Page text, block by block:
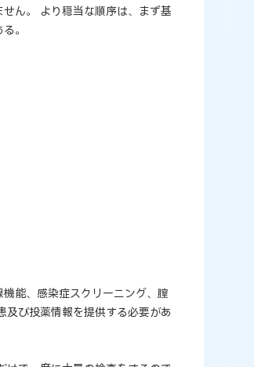
ん。 より穏当な順序は、まず基
。
能、感染症スクリーニング、膣
及び投薬情報を提供する必要があ